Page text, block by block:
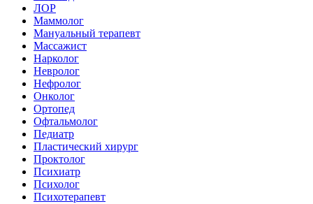
ЛОР
Маммолог
Мануальный терапевт
Массажист
Нарколог
Невролог
Нефролог
Онколог
Ортопед
Офтальмолог
Педиатр
Пластический хирург
Проктолог
Психиатр
Психолог
Психотерапевт